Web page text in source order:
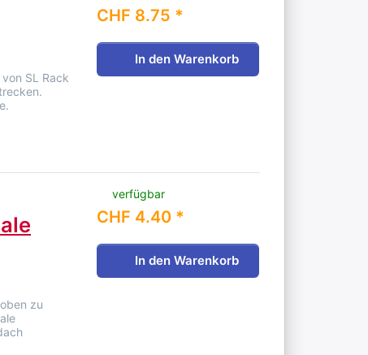
SL Rack
CHF 8.75 *
In den Warenkorb
zu
verfügbar
CHF 4.40 *
In den Warenkorb